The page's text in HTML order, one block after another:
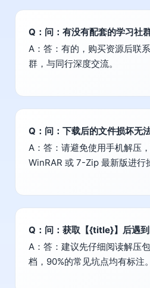
Q：问：有没有配套的学习社
A：答：有的，购买资源后联
群，与同行深度交流。
Q：问：下载后的文件损坏无
A：答：请避免使用手机解压
WinRAR 或 7-Zip 最新版进行
Q：问：获取【{title}】后遇到
A：答：建议先仔细阅读解压
档，90%的常见坑点均有标注。